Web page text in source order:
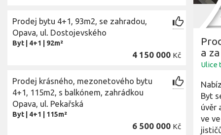
Prodej bytu 4+1, 93m2, se zahradou,
Opava, ul. Dostojevského
Byt 4+1 92m²
4 150 000 Kč
Prodej krásného, mezonetového bytu
4+1, 115m2, s balkónem, zahrádkou
Opava, ul. Pekařská
Byt 4+1 115m²
6 500 000 Kč
a
Ulice
Byt
úvěr
ve